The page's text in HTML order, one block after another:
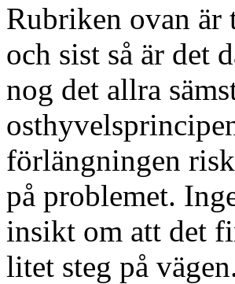
Rubriken ovan är
och sist så är det
nog det allra
förlängningen
på problemet.
insikt om att det
litet steg på